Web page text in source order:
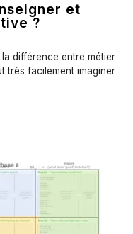
et
?
la différence entre métier
très facilement imaginer